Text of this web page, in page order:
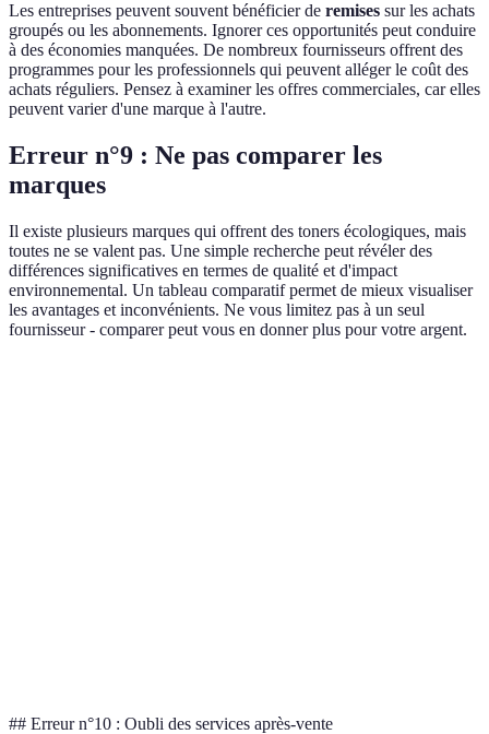
Les entreprises peuvent souvent bénéficier de remises sur les achats
groupés ou les abonnements. Ignorer ces opportunités peut conduire
à des économies manquées. De nombreux fournisseurs offrent des
programmes pour les professionnels qui peuvent alléger le coût des
achats réguliers. Pensez à examiner les offres commerciales, car elles
peuvent varier d'une marque à l'autre.
Erreur n°9 : Ne pas comparer les
marques
Il existe plusieurs marques qui offrent des toners écologiques, mais
toutes ne se valent pas. Une simple recherche peut révéler des
différences significatives en termes de qualité et d'impact
environnemental. Un tableau comparatif permet de mieux visualiser
les avantages et inconvénients. Ne vous limitez pas à un seul
fournisseur - comparer peut vous en donner plus pour votre argent.
## Erreur n°10 : Oubli des services après-vente